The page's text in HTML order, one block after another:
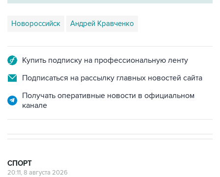
Новороссийск Андрей Кравченко
Купить подписку на профессиональную ленту
Подписаться на рассылку главных новостей сайта
Получать оперативные новости в официальном
канале
СПОРТ
20:11, 8 августа 2026